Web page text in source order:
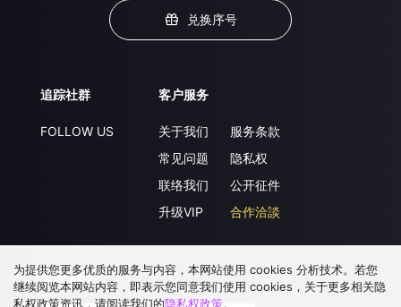
兑换序号
追踪社群
FOLLOW US
客户服务
关于我们
常见问题
联络我们
升级VIP
服务条款
隐私权
公开征件
合作洽談
下载 APP
为提供您更多优质的服务与内容，本网站使用 cookies 分析技术。若您
继续阅览本网站内容，即表示您同意我们使用 cookies，关于更多相关隐
私权政策资讯，请阅读我们的隐私权政策。